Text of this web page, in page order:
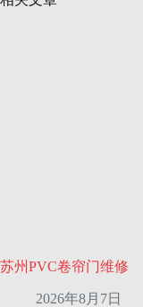
苏州PVC卷帘门维修
2026年8月7日